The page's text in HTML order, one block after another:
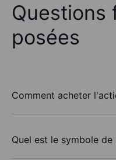
Questions
posées
Comment acheter
Quel est le symbole de